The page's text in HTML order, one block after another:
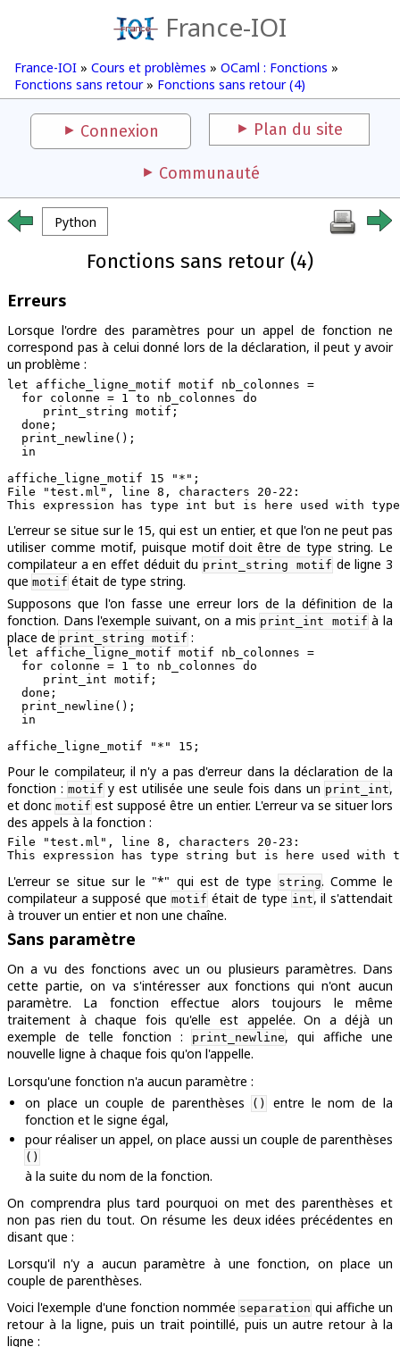
France-IOI
France-IOI » Cours et problèmes » OCaml : Fonctions »
Fonctions sans retour» Fonctions sans retour (4)
Connexion Plan du site
Communauté
Python
Fonctions sans retour (4)
Erreurs
Lorsque l'ordre des paramètres pour un appel de fonction ne
correspond pas à celui donné lors de la déclaration, il peut y avoir
un problème :
let affiche_ligne_motif motif nb_colonnes =
  for colonne = 1 to nb_colonnes do
     print_string motif;
  done;
  print_newline();
  in
File "test.ml", line 8, characters 20-22:
L'erreur se situe sur le 15, qui est un entier, et que l'on ne peut pas
utiliser comme motif, puisque motif doit être de type string. Le
compilateur a en effet déduit du print_string motif de ligne 3
que motif était de type string.
Supposons que l'on fasse une erreur lors de la définition de la
fonction. Dans l'exemple suivant, on a mis print_int motif à la
place de print_string motif :
let affiche_ligne_motif motif nb_colonnes =
  for colonne = 1 to nb_colonnes do
     print_int motif;
  done;
  print_newline();
  in
Pour le compilateur, il n'y a pas d'erreur dans la déclaration de la
fonction : motif y est utilisée une seule fois dans un print_int,
et doncmotif est supposé être un entier. L'erreur va se situer lors
des appels à la fonction :
File "test.ml", line 8, characters 20-23:
L'erreur se situe sur le "*" qui est de type string. Comme le
compilateur a supposé que motif était de type int, il s'attendait
à trouver un entier et non une chaîne.
Sans paramètre
On a vu des fonctions avec un ou plusieurs paramètres. Dans
cette partie, on va s'intéresser aux fonctions qui n'ont aucun
paramètre. La fonction effectue alors toujours le même
traitement à chaque fois qu'elle est appelée. On a déjà un
exemple de telle fonction :
print_newline, qui affiche une
nouvelle ligne à chaque fois qu'on l'appelle.
Lorsqu'une fonction n'a aucun paramètre :
on place un couple de parenthèses
()
entre le nom de la
fonction et le signe égal,
pour réaliser un appel, on place aussi un couple de parenthèses
()
à la suite du nom de la fonction.
On comprendra plus tard pourquoi on met des parenthèses et
non pas rien du tout. On résume les deux idées précédentes en
disant que :
Lorsqu'il n'y a aucun paramètre à une fonction, on place un
couple de parenthèses.
Voici l'exemple d'une fonction nommée separation qui affiche un
retour à la ligne, puis un trait pointillé, puis un autre retour à la
ligne :